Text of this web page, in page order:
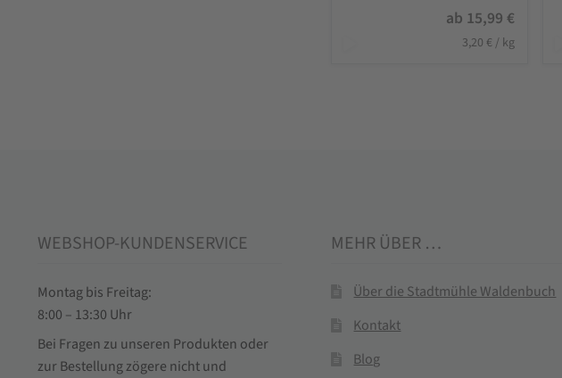
ab 15,99 €
3,20 € / kg
WEBSHOP-KUNDENSERVICE
Montag bis Freitag:
8:00 – 13:30 Uhr
Bei Fragen zu unseren Produkten oder
zur Bestellung zögere nicht und
MEHR ÜBER …
Über die Stadtmühle Waldenbuch
Kontakt
Blog